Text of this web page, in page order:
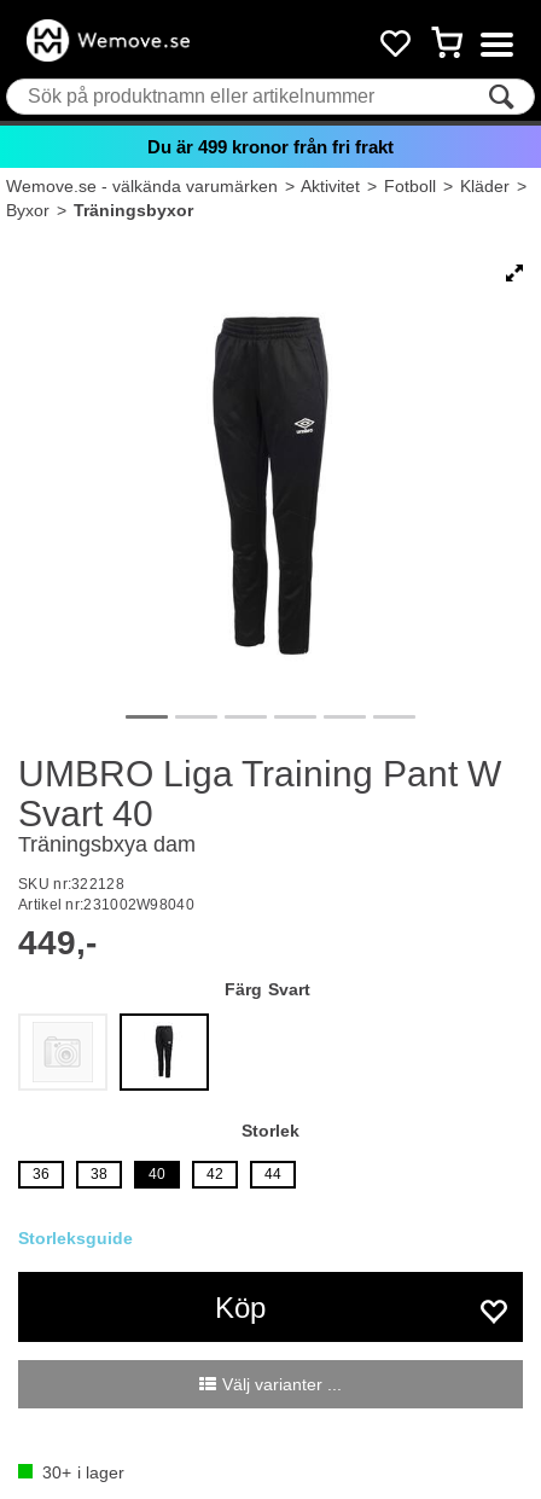
Du är 499 kronor från fri frakt
Wemove.se - välkända varumärken>Aktivitet>Fotboll>Kläder>
Byxor>Träningsbyxor
UMBRO Liga Training Pant W
Svart 40
Träningsbxya dam
SKU nr:322128
Artikel nr:231002W98040
449,-
Färg Svart
Storlek
36 38 40 42 44
Köp
Välj varianter ...
30+ i lager